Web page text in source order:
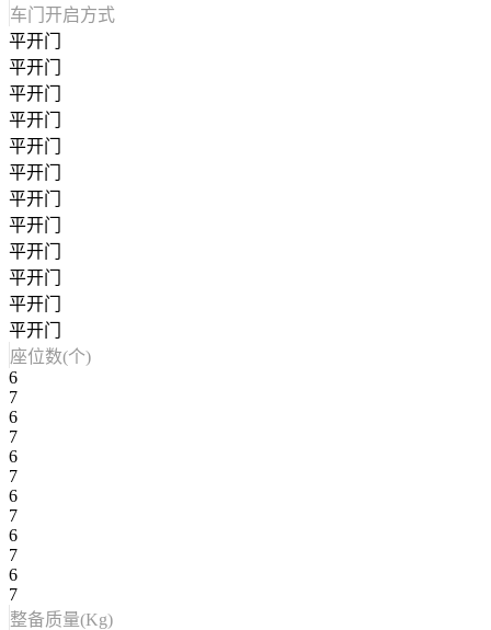
车门开启方式
平开门
平开门
平开门
平开门
平开门
平开门
平开门
平开门
平开门
平开门
平开门
平开门
座位数(个)
6
7
6
7
6
7
6
7
6
7
6
7
整备质量(Kg)